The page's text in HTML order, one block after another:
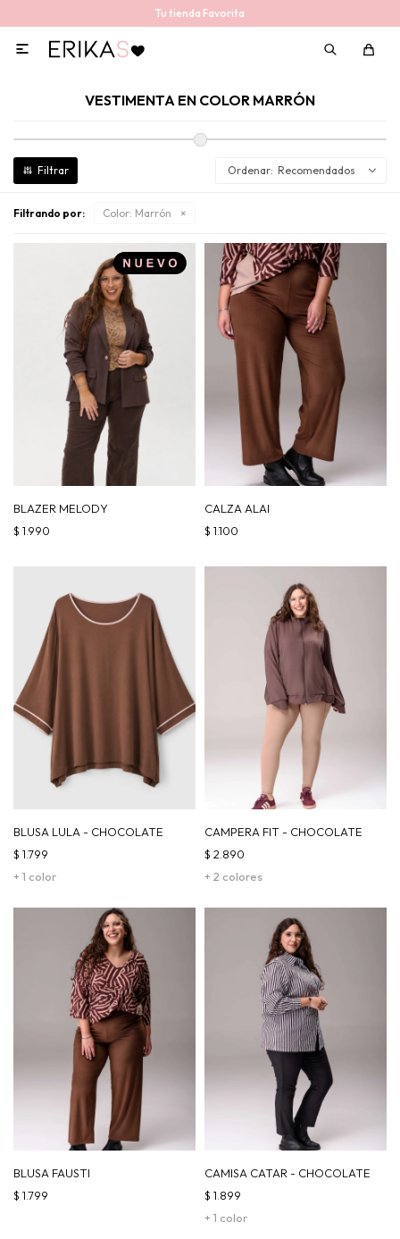
Tu tienda Favorita

VESTIMENTA EN COLOR MARRÓN
Recomendados
Filtrando por: Color: Marrón
BLAZER MELODY
$ 1.990
CALZA ALAI
$ 1.100
BLUSA LULA - CHOCOLATE
+ 1 color
$ 1.799
CAMPERA FIT - CHOCOLATE
+ 2 colores
$ 2.890
BLUSA FAUSTI
$ 1.799
CAMISA CATAR - CHOCOLATE
+ 1 color
$ 1.899